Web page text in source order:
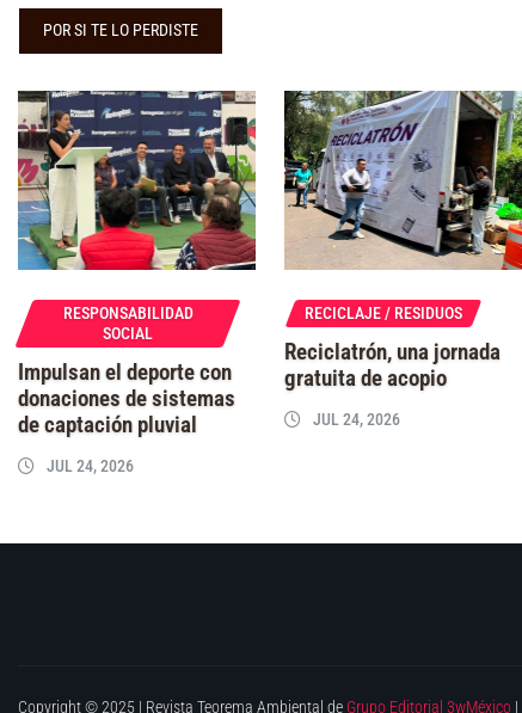
POR SI TE LO PERDISTE
RESPONSABILIDAD
SOCIAL
Impulsan el deporte con
donaciones de sistemas
de captación pluvial
JUL 24, 2026
RECICLAJE / RESIDUOS
Reciclatrón, una jornada
gratuita de acopio
JUL 24, 2026
Copyright © 2025 | Revista Teorema Ambiental de Grupo Editorial 3wMéxico |